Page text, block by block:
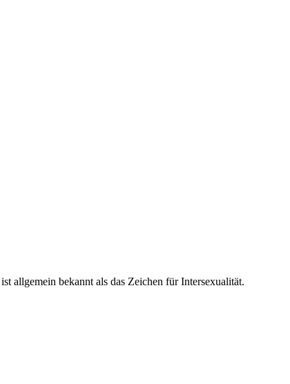
allgemein bekannt als das Zeichen für Intersexualität.